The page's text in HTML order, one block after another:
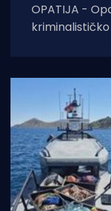
OPATIJA -